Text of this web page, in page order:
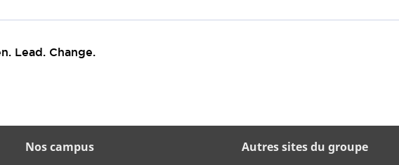
Lead. Change.
Nos campus Autres sites du groupe